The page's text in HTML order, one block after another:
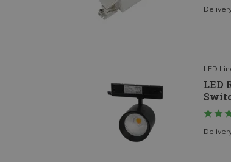
LED
LED